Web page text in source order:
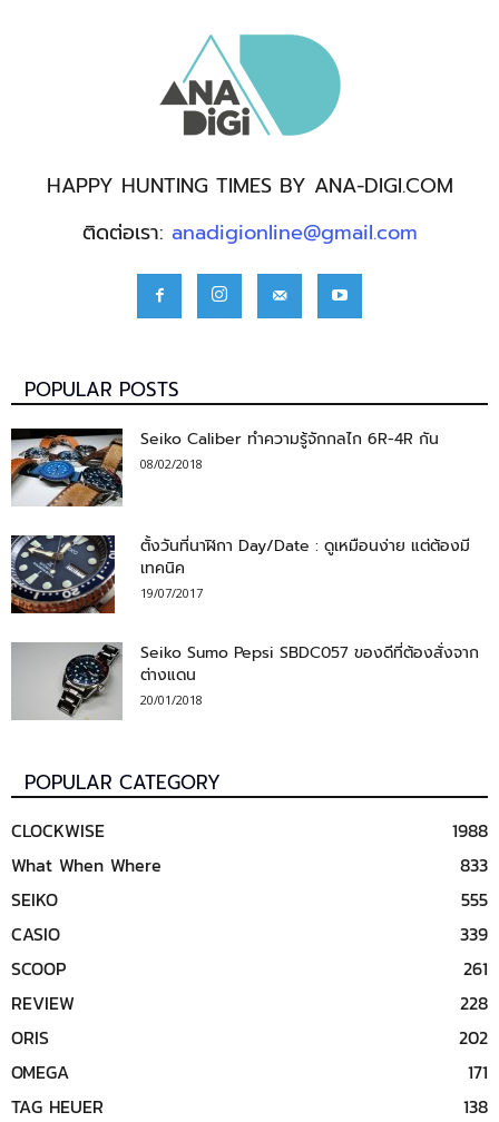
HAPPY HUNTING TIMES BY ANA-DIGI.COM
ติดต่อเรา: anadigionline@gmail.com
POPULAR POSTS
Seiko Caliber ทำความรู้จักกลไก 6R-4R กัน
08/02/2018
ตั้งวันที่นาฬิกา Day/Date : ดูเหมือนง่าย แต่ต้องมี
เทคนิค
19/07/2017
Seiko Sumo Pepsi SBDC057 ของดีที่ต้องสั่งจาก
ต่างแดน
20/01/2018
POPULAR CATEGORY
CLOCKWISE
1988
What When Where
833
SEIKO
555
CASIO
339
SCOOP
261
REVIEW
228
ORIS
202
OMEGA
171
TAG HEUER
138